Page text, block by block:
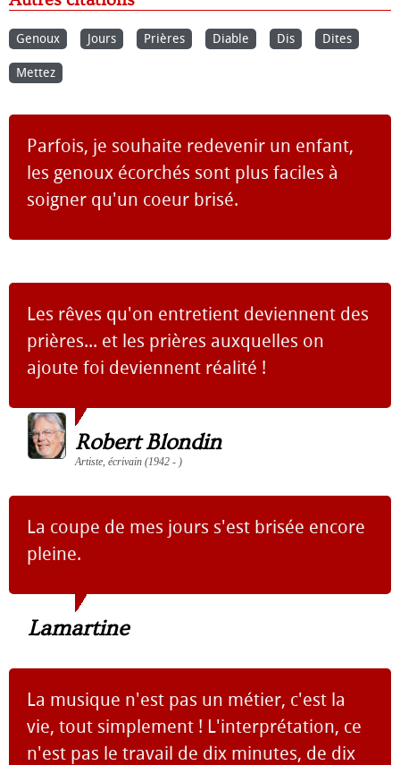
Genoux Jours Prières Diable Dis Dites
Mettez
Parfois, je souhaite redevenir un enfant,
les genoux écorchés sont plus faciles à
soigner qu'un coeur brisé.
Les rêves qu'on entretient deviennent des
prières... et les prières auxquelles on
ajoute foi deviennent réalité !
Robert Blondin
Artiste, écrivain (1942 - )
La coupe de mes jours s'est brisée encore
pleine.
Lamartine
La musique n'est pas un métier, c'est la
vie, tout simplement ! L'interprétation, ce
n'est pas le travail de dix minutes, de dix